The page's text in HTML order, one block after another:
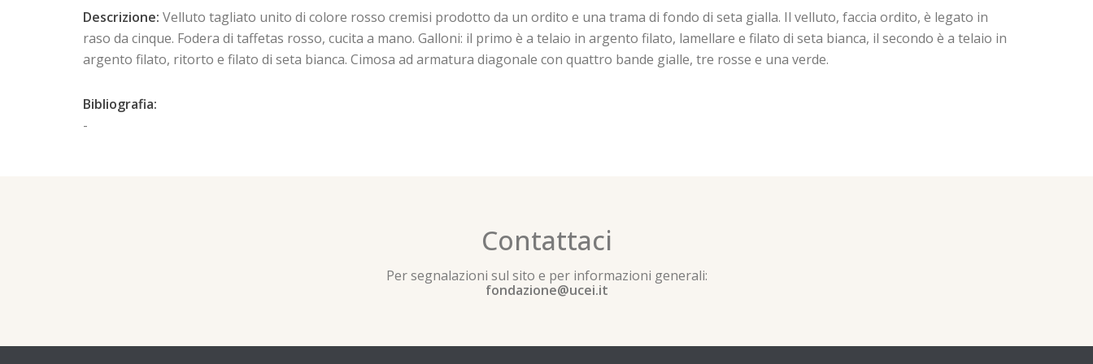
Descrizione: Velluto tagliato unito di colore rosso cremisi prodotto da un ordito e una trama di fondo di seta gialla. Il velluto, faccia ordito, è legato in
raso da cinque. Fodera di taffetas rosso, cucita a mano. Galloni: il primo è a telaio in argento filato, lamellare e filato di seta bianca, il secondo è a telaio in
argento filato, ritorto e filato di seta bianca. Cimosa ad armatura diagonale con quattro bande gialle, tre rosse e una verde.
Bibliografia:
-
Contattaci
Per segnalazioni sul sito e per informazioni generali:
fondazione@ucei.it